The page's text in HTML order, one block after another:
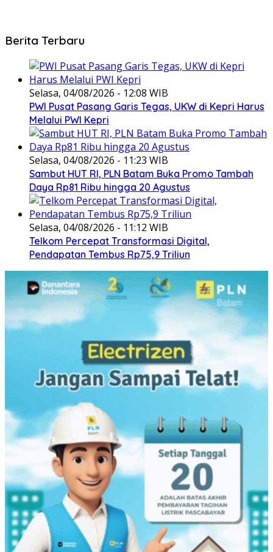
Berita Terbaru
Selasa, 04/08/2026 - 12:08 WIB
PWI Pusat Pasang Garis Tegas, UKW di Kepri Harus
Melalui PWI Kepri
Selasa, 04/08/2026 - 11:23 WIB
Sambut HUT RI, PLN Batam Buka Promo Tambah
Daya Rp81 Ribu hingga 20 Agustus
Selasa, 04/08/2026 - 11:12 WIB
Telkom Percepat Transformasi Digital,
Pendapatan Tembus Rp75,9 Triliun